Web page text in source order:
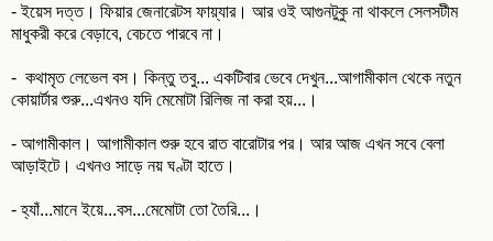
- ইয়েস দত্ত। ফিয়ার জেনারেটস ফায়্যার। আর ওই আগুনটুকু না থাকলে সেলসটীম
মাধুকরী করে বেড়াবে, বেচতে পারবে না।
- কথামৃত লেভেল বস। কিন্তু তবু... একটিবার ভেবে দেখুন...আগামীকাল থেকে নতুন
কোয়ার্টার শুরু...এখনও যদি মেমোটা রিলিজ না করা হয়...।
- আগামীকাল। আগামীকাল শুরু হবে রাত বারোটার পর। আর আজ এখন সবে বেলা
আড়াইটে। এখনও সাড়ে নয় ঘণ্টা হাতে।
- হ্যাঁ...মানে ইয়ে...বস...মেমোটা তো তৈরি...।